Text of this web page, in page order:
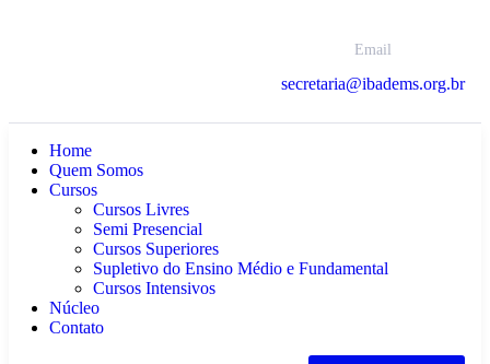
Email
secretaria@ibadems.org.br
Home
Quem Somos
Cursos
Cursos Livres
Semi Presencial
Cursos Superiores
Supletivo do Ensino Médio e Fundamental
Cursos Intensivos
Núcleo
Contato